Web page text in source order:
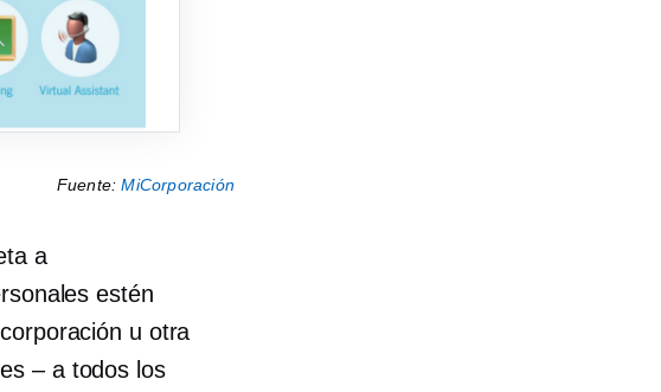
Fuente:MiCorporación
a
estén
u otra
–a todos los